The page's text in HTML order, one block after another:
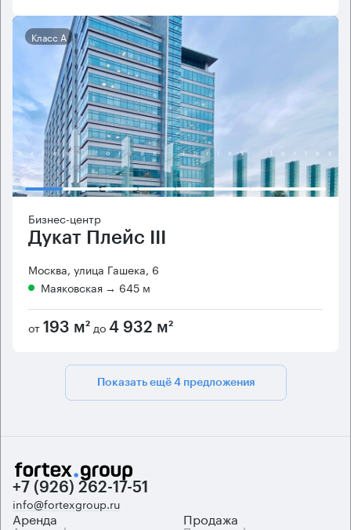
Класс А
Бизнес-центр
Дукат Плейс III
Москва, улица Гашека, 6
Маяковская → 645 м
от 193 м² до 4 932 м²
Показать ещё 4 предложения
+7 (926) 262-17-51
info@fortexgroup.ru
Аренда Продажа